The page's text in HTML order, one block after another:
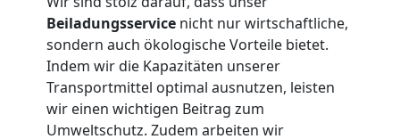
Beiladungsservice nicht nur wirtschaftliche,
sondern auch ökologische Vorteile bietet.
Indem wir die Kapazitäten unserer
Transportmittel optimal ausnutzen, leisten
wir einen wichtigen Beitrag zum
Umweltschutz. Zudem arbeiten wir
Wiener
Neustadt